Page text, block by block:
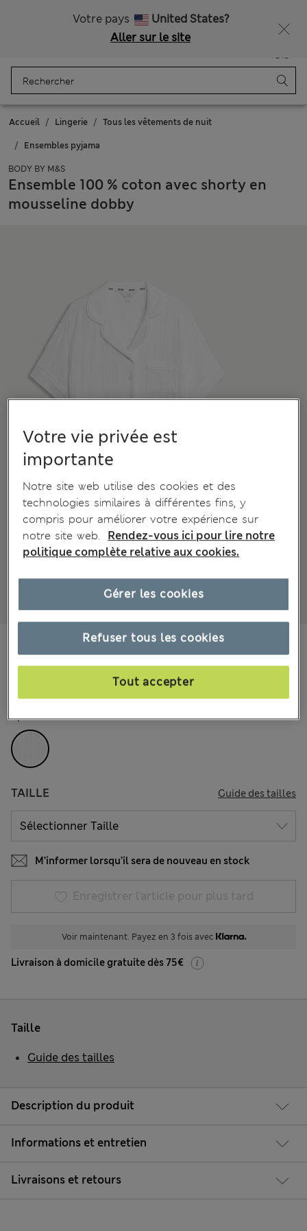
Votre pays
United States?
Aller sur le site
Panier
Accueil Lingerie Tous les vêtements de nuit
Ensembles pyjama
BODY BY M&S
Ensemble 100 % coton avec shorty en
mousseline dobby
Tous les prix incluent les taxes et les frais de douanes
COULEUR: Blanc
Épuisé
TAILLE Guide des tailles
M’informer lorsqu’il sera de nouveau en stock
Enregistrer l’article pour plus tard
Voir maintenant. Payez en 3 fois avec
Livraison à domicile gratuite dès 75€
Description du produit
Informations et entretien
Livraisons et retours
Taille
Guide des tailles
Votre vie privée est
importante
Notre site web utilise des cookies et des
technologies similaires à différentes fins, y
compris pour améliorer votre expérience sur
notre site web.
Rendez-vous ici pour lire notre
politique complète relative aux cookies.
Refuser tous les cookies
Tout accepter
Gérer les cookies